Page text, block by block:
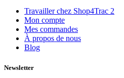
Travailler chez Shop4Trac 2
Mon compte
Mes commandes
À propos de nous
Blog
Newsletter